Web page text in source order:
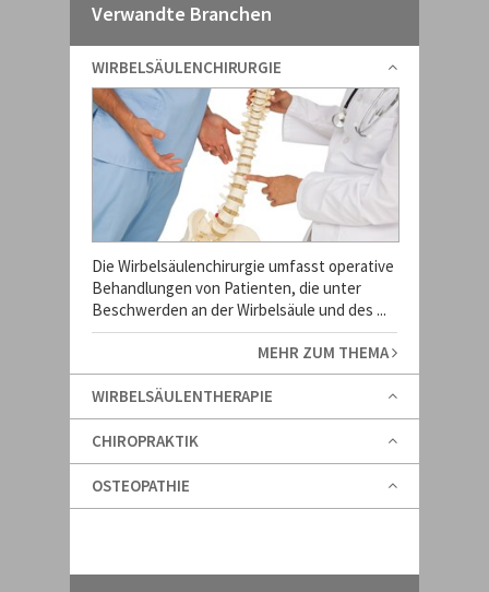
Verwandte Branchen
WIRBELSÄULENCHIRURGIE
Die Wirbelsäulenchirurgie umfasst operative
Behandlungen von Patienten, die unter
Beschwerden an der Wirbelsäule und des ...
MEHR ZUM THEMA
WIRBELSÄULENTHERAPIE
CHIROPRAKTIK
OSTEOPATHIE